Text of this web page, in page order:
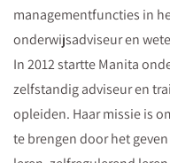
managementfuncties in
onderwijsadviseur en
In 2012 startte Manita
zelfstandig adviseur en
opleiden. Haar missie is
te brengen door het